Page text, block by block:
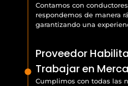
Contamos con
respondemos de manera
garantizando una
Proveedor
Trabajar en
Cumplimos con todas las